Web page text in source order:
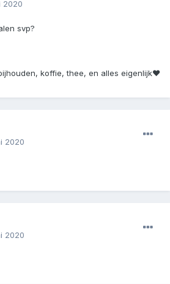
2020
svp?
koffie, thee, en alles eigenlijk♥
2020
2020